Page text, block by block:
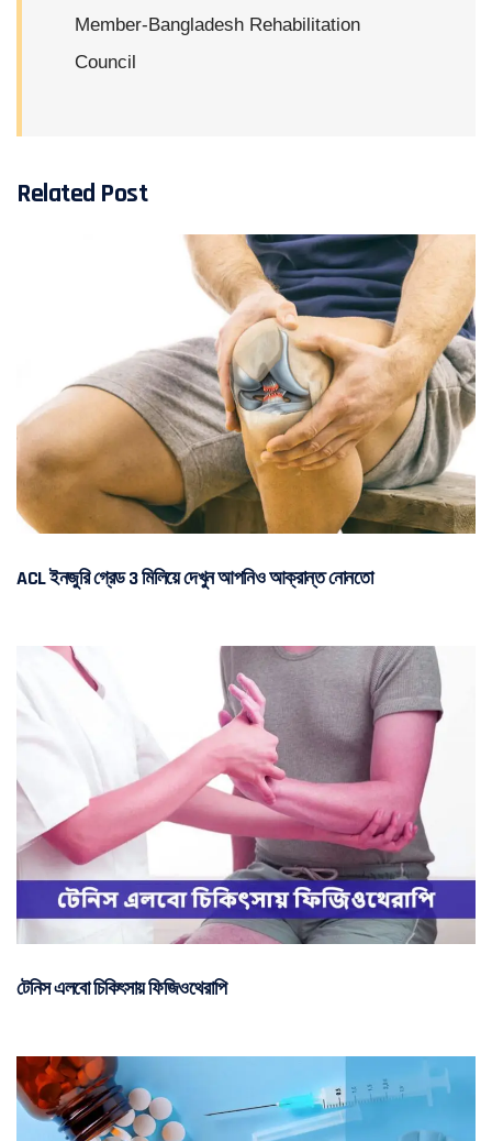
Member-Bangladesh Rehabilitation
Council
Related Post
ACL ইনজুরি গ্রেড 3 মিলিয়ে দেখুন আপনিও আক্রান্ত নোনতো
টেনিস এলবো চিকিৎসায় ফিজিওথেরাপি